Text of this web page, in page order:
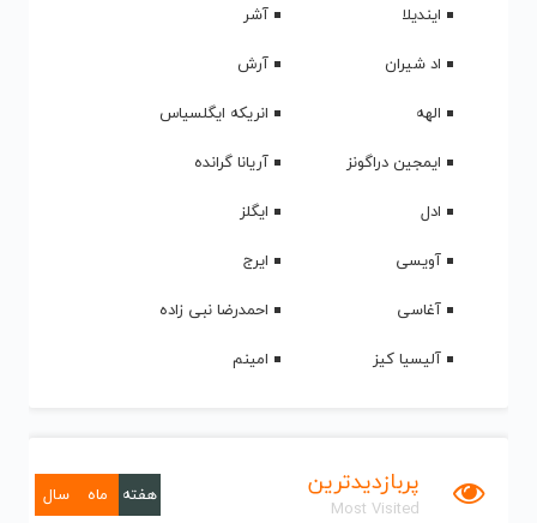
ایندیلا
آشر
اد شیران
آرش
الهه
انریکه ایگلسیاس
ایمجین دراگونز
آریانا گرانده
ادل
ایگلز
آویسی
ایرج
آغاسی
احمدرضا نبی زاده
آلیسیا کیز
امینم
پربازدیدترین
Most Visited
هفته ماه سال